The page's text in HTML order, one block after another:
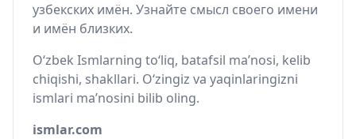
узбекских имён. Узнайте смысл своего имени
и имён близких.
O‘zbek Ismlarning to‘liq, batafsil ma’nosi, kelib
chiqishi, shakllari. O‘zingiz va yaqinlaringizni
ismlari ma’nosini bilib oling.
ismlar.com